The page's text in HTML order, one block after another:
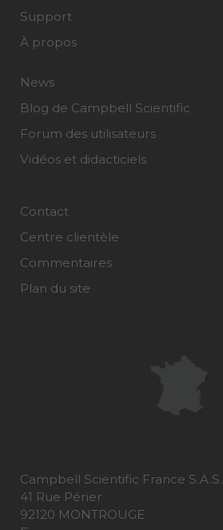
Support
À propos
News
Blog de Campbell Scientific
Forum des utilisateurs
Vidéos et didacticiels
Contact
Centre clientèle
Commentaires
Plan du site
Campbell Scientific France S.A.S.
41 Rue Périer
92120 MONTROUGE